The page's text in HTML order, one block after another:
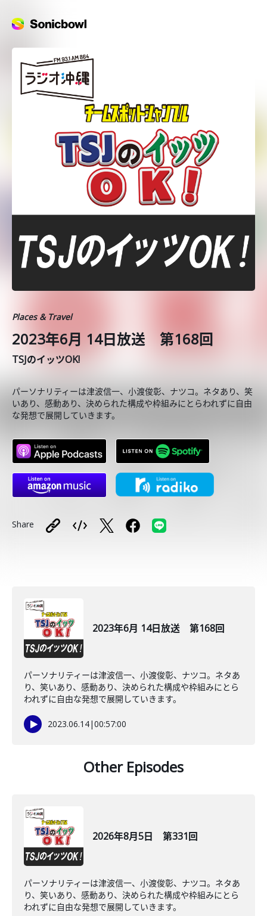
Places & Travel
2023年6月 14日放送 第168回
TSJのイッツOK!
パーソナリティーは津波信一、小渡俊彰、ナツコ。ネタあり、笑
いあり、感動あり、決められた構成や枠組みにとらわれずに自由
な発想で展開していきます。
Share
2023年6月 14日放送 第168回
パーソナリティーは津波信一、小渡俊彰、ナツコ。ネタあ
り、笑いあり、感動あり、決められた構成や枠組みにとら
われずに自由な発想で展開していきます。
2023.06.14|00:57:00
Other Episodes
2026年8月5日 第331回
パーソナリティーは津波信一、小渡俊彰、ナツコ。ネタあ
り、笑いあり、感動あり、決められた構成や枠組みにとら
われずに自由な発想で展開していきます。